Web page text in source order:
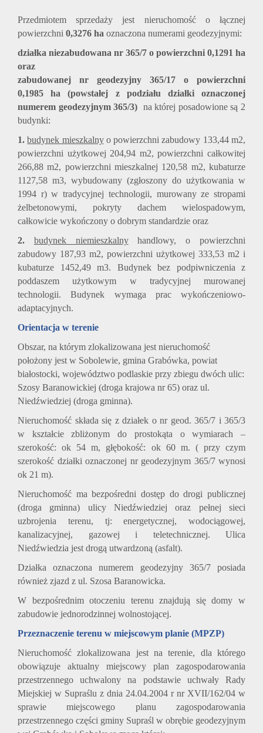
Przedmiotem sprzedaży jest nieruchomość o łącznej
powierzchni 0,3276 ha oznaczona numerami geodezyjnymi:
działka niezabudowana nr 365/7 o powierzchni 0,1291 ha
oraz
zabudowanej nr geodezyjny 365/17 o powierzchni
0,1985 ha (powstałej z podziału działki oznaczonej
numerem geodezyjnym 365/3) na której posadowione są 2
budynki:
1.budynek mieszkalnyo powierzchni zabudowy 133,44 m2,
powierzchni użytkowej 204,94 m2, powierzchni całkowitej
266,88 m2, powierzchni mieszkalnej 120,58 m2, kubaturze
1127,58 m3, wybudowany (zgłoszony do użytkowania w
1994 r) w tradycyjnej technologii, murowany ze stropami
żelbetonowymi, pokryty dachem wielospadowym,
całkowicie wykończony o dobrym standardzie oraz
2. budynek niemieszkalnyhandlowy, o powierzchni
zabudowy 187,93 m2, powierzchni użytkowej 333,53 m2 i
kubaturze 1452,49 m3. Budynek bez podpiwniczenia z
poddaszem użytkowym w tradycyjnej murowanej
technologii. Budynek wymaga prac wykończeniowo-
adaptacyjnych.
Orientacja w terenie
Obszar, na którym zlokalizowana jest nieruchomość
położony jest w Sobolewie, gmina Grabówka, powiat
białostocki, województwo podlaskie przy zbiegu dwóch ulic:
Szosy Baranowickiej (droga krajowa nr 65) oraz ul.
Niedźwiedziej (droga gminna).
Nieruchomość składa się z działek o nr geod. 365/7 i 365/3
w kształcie zbliżonym do prostokąta o wymiarach –
szerokość: ok 54 m, głębokość: ok 60 m. ( przy czym
szerokość działki oznaczonej nr geodezyjnym 365/7 wynosi
ok 21 m).
Nieruchomość ma bezpośredni dostęp do drogi publicznej
(droga gminna) ulicy Niedźwiedziej oraz pełnej sieci
uzbrojenia terenu, tj: energetycznej, wodociągowej,
kanalizacyjnej, gazowej i teletechnicznej. Ulica
Niedźwiedzia jest drogą utwardzoną (asfalt).
Działka oznaczona numerem geodezyjny 365/7 posiada
również zjazd z ul. Szosa Baranowicka.
W bezpośrednim otoczeniu terenu znajdują się domy w
zabudowie jednorodzinnej wolnostojącej.
Przeznaczenie terenu w miejscowym planie (MPZP)
Nieruchomość zlokalizowana jest na terenie, dla którego
obowiązuje aktualny miejscowy plan zagospodarowania
przestrzennego uchwalony na podstawie uchwały Rady
Miejskiej w Supraślu z dnia 24.04.2004 r nr XVII/162/04 w
sprawie miejscowego planu zagospodarowania
przestrzennego części gminy Supraśl w obrębie geodezyjnym